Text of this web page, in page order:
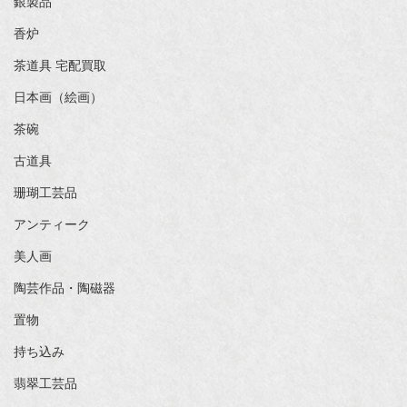
香炉
茶道具 宅配買取
日本画（絵画）
茶碗
古道具
珊瑚工芸品
アンティーク
美人画
陶芸作品・陶磁器
置物
持ち込み
翡翠工芸品